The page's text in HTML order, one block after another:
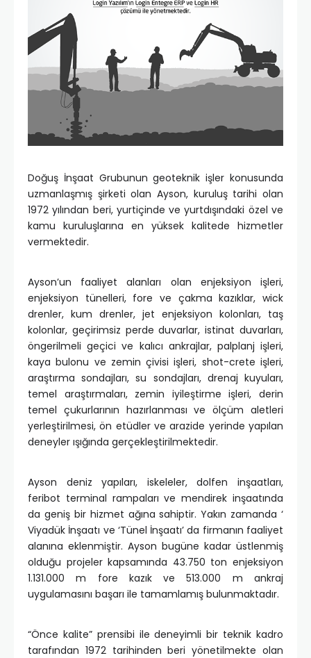
Doğuş İnşaat Grubunun geoteknik işler konusunda
uzmanlaşmış şirketi olan Ayson, kuruluş tarihi olan
1972 yılından beri, yurtiçinde ve yurtdışındaki özel ve
kamu kuruluşlarına en yüksek kalitede hizmetler
vermektedir.
Ayson’un faaliyet alanları olan enjeksiyon işleri,
enjeksiyon tünelleri, fore ve çakma kazıklar, wick
drenler, kum drenler, jet enjeksiyon kolonları, taş
kolonlar, geçirimsiz perde duvarlar, istinat duvarları,
öngerilmeli geçici ve kalıcı ankrajlar, palplanj işleri,
kaya bulonu ve zemin çivisi işleri, shot-crete işleri,
araştırma sondajları, su sondajları, drenaj kuyuları,
temel araştırmaları, zemin iyileştirme işleri, derin
temel çukurlarının hazırlanması ve ölçüm aletleri
yerleştirilmesi, ön etüdler ve arazide yerinde yapılan
deneyler ışığında gerçekleştirilmektedir.
Ayson deniz yapıları, iskeleler, dolfen inşaatları,
feribot terminal rampaları ve mendirek inşaatında
da geniş bir hizmet ağına sahiptir. Yakın zamanda ‘
Viyadük İnşaatı ve ‘Tünel İnşaatı’ da firmanın faaliyet
alanına eklenmiştir. Ayson bugüne kadar üstlenmiş
olduğu projeler kapsamında 43.750 ton enjeksiyon
1.131.000 m fore kazık ve 513.000 m ankraj
uygulamasını başarı ile tamamlamış bulunmaktadır.
“Önce kalite” prensibi ile deneyimli bir teknik kadro
tarafından 1972 tarihinden beri yönetilmekte olan